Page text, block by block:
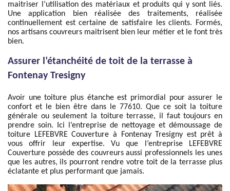
maitriser l’utilisation des matériaux et produits qui y sont liés.
Une application bien réalisée des traitements, réalisée
continuellement est certaine de satisfaire les clients. Formés,
nos artisans couvreurs maitrisent bien leur métier et le font très
bien.
Assurer l’étanchéité de toit de la terrasse à
Fontenay Tresigny
Avoir une toiture plus étanche est primordial pour assurer le
confort et le bien être dans le 77610. Que ce soit la toiture
générale ou seulement la toiture terrasse, il faut toujours en
prendre soin. Ici l’entreprise de nettoyage et démoussage de
toiture LEFEBVRE Couverture à Fontenay Tresigny est prêt à
vous offrir leur expertise. Vu que l’entreprise LEFEBVRE
Couverture possède des couvreurs aussi professionnels les unes
que les autres, ils pourront rendre votre toit de la terrasse plus
éclatante et plus performant que jamais.